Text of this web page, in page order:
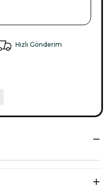
Hızlı Gönderim